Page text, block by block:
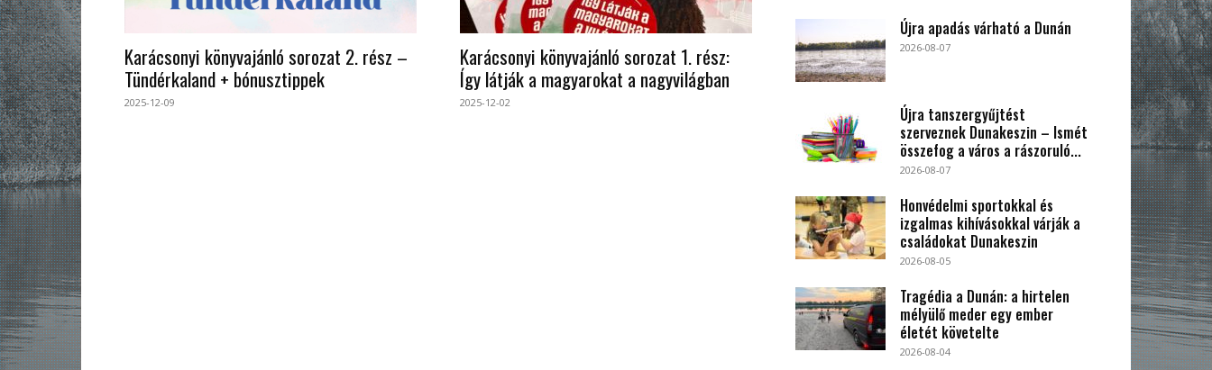
Karácsonyi könyvajánló sorozat 2. rész –
Tündérkaland + bónusztippek
2025-12-09
Karácsonyi könyvajánló sorozat 1. rész:
Így látják a magyarokat a nagyvilágban
2025-12-02
Újra apadás várható a Dunán
2026-08-07
Újra tanszergyűjtést
szerveznek Dunakeszin – Ismét
összefog a város a rászoruló...
2026-08-07
Honvédelmi sportokkal és
izgalmas kihívásokkal várják a
családokat Dunakeszin
2026-08-05
Tragédia a Dunán: a hirtelen
mélyülő meder egy ember
életét követelte
2026-08-04